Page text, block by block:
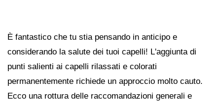
È fantastico che tu stia pensando in anticipo e
considerando la salute dei tuoi capelli! L'aggiunta di
punti salienti ai capelli rilassati e colorati
permanentemente richiede un approccio molto cauto.
Ecco una rottura delle raccomandazioni generali e